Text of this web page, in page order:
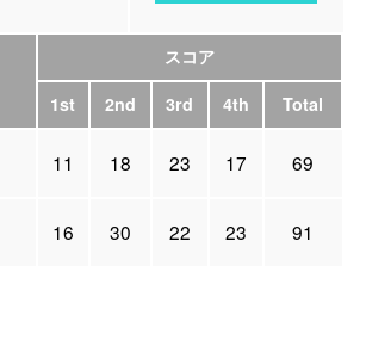
スコア
1st
2nd 3rd 4th Total
11 18 23 17 69
16 30 22 23 91